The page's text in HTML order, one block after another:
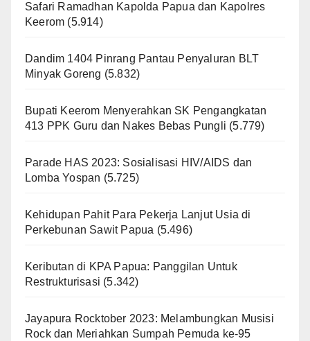
Safari Ramadhan Kapolda Papua dan Kapolres
Keerom (5.914)
Dandim 1404 Pinrang Pantau Penyaluran BLT
Minyak Goreng (5.832)
Bupati Keerom Menyerahkan SK Pengangkatan
413 PPK Guru dan Nakes Bebas Pungli (5.779)
Parade HAS 2023: Sosialisasi HIV/AIDS dan
Lomba Yospan (5.725)
Kehidupan Pahit Para Pekerja Lanjut Usia di
Perkebunan Sawit Papua (5.496)
Keributan di KPA Papua: Panggilan Untuk
Restrukturisasi (5.342)
Jayapura Rocktober 2023: Melambungkan Musisi
Rock dan Meriahkan Sumpah Pemuda ke-95